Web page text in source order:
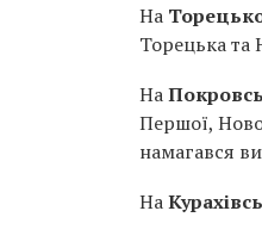
На
Торецька та
На
Першої,
намагався
На